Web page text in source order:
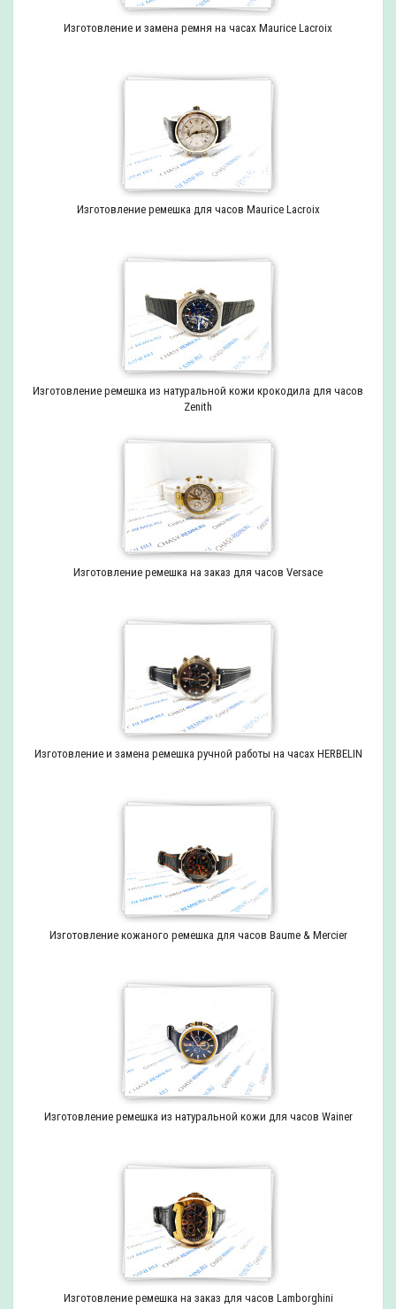
Изготовление и замена ремня на часах Maurice Lacroix
Изготовление ремешка для часов Maurice Lacroix
Изготовление ремешка из натуральной кожи крокодила для часов
Zenith
Изготовление ремешка на заказ для часов Versace
Изготовление и замена ремешка ручной работы на часах HERBELIN
Изготовление кожаного ремешка для часов Baume & Mercier
Изготовление ремешка из натуральной кожи для часов Wainer
Изготовление ремешка на заказ для часов Lamborghini